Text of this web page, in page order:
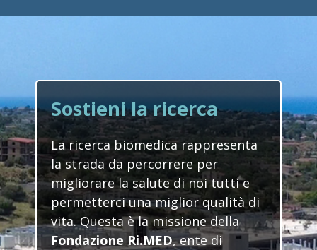
Sostieni la ricerca
La ricerca biomedica rappresenta
la strada da percorrere per
migliorare la salute di noi tutti e
permetterci una miglior qualità di
vita. Questa è la missione della
Fondazione Ri.MED, ente di